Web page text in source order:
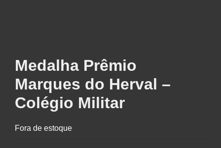
Medalha Prêmio
Marques do Herval –
Colégio Militar
Fora de estoque